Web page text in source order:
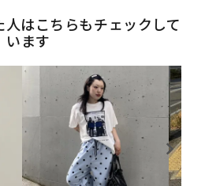
人はこちらもチェックして
います